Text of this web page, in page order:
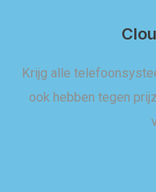
Krijg alle
ook hebben tegen